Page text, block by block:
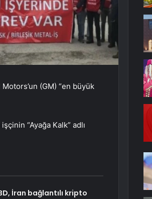
(GM) “en büyük
“Ayağa Kalk” adlı
İran bağlantılı kripto